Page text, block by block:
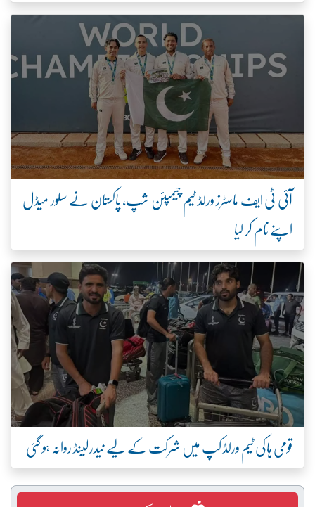
آئی ٹی ایف ماسٹرز ورلڈ ٹیم چیمپئن شپ، پاکستان نے سلور میڈل
اپنے نام کر لیا
قومی ہاکی ٹیم ورلڈ کپ میں شرکت کے لیے نیدرلینڈ روانہ ہو گئی